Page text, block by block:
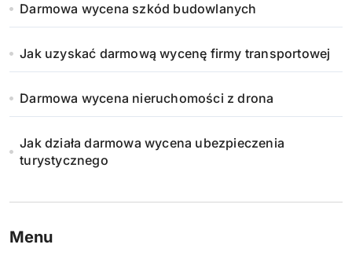
Darmowa wycena szkód budowlanych
Jak uzyskać darmową wycenę firmy transportowej
Darmowa wycena nieruchomości z drona
Jak działa darmowa wycena ubezpieczenia
turystycznego
Menu